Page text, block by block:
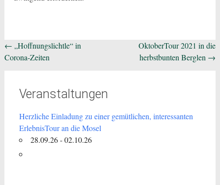
Beitragsnavigation
← „Hoffnungslichtle“ in
Corona-Zeiten
OktoberTour 2021 in die
herbstbunten Berglen →
Veranstaltungen
Herzliche Einladung zu einer gemütlichen, interessanten
ErlebnisTour an die Mosel
28.09.26 - 02.10.26